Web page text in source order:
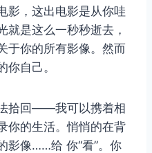
影，这出电影是从你哇
就是这么一秒秒逝去，
于你的所有影像。然而
你自己。
拾回——我可以携着相
你的生活。悄悄的在背
影像……给 你“看”。你